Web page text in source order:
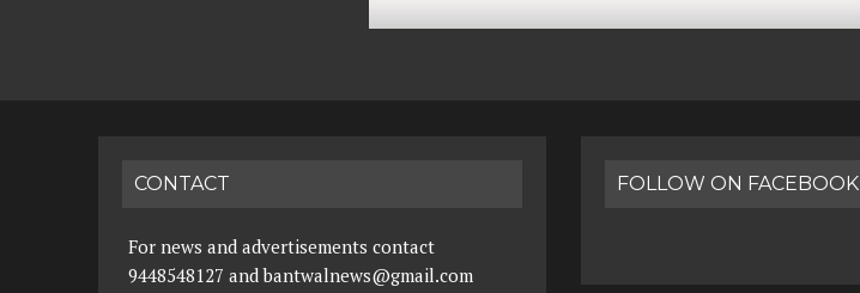
CONTACT
For news and advertisements contact
9448548127 and bantwalnews@gmail.com
FOLLOW ON FACEBOOK